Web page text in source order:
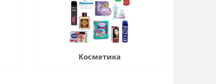
Косметика